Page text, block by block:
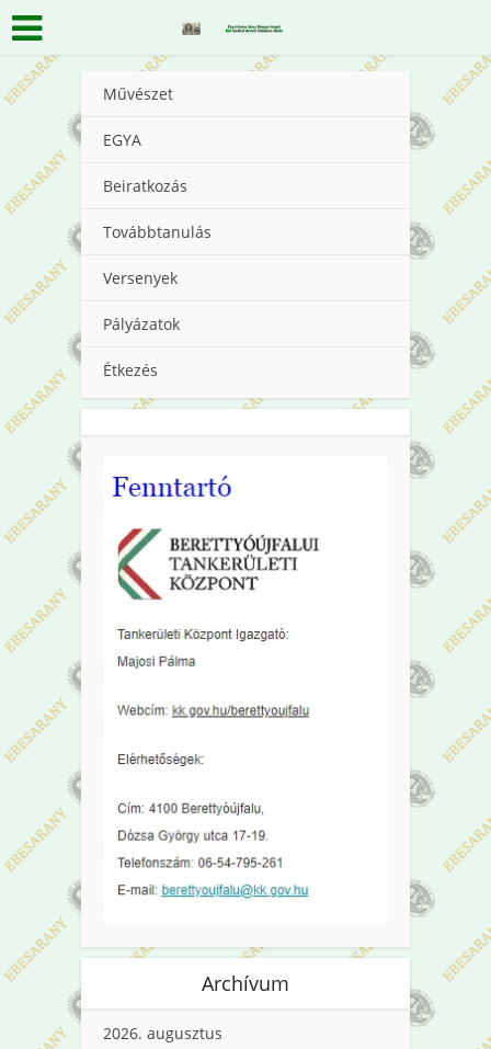
Művészet
EGYA
Beiratkozás
Továbbtanulás
Versenyek
Pályázatok
Étkezés
Archívum
2026. augusztus